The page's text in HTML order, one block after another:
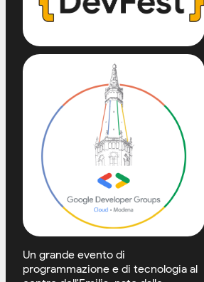
Un grande evento di
programmazione e di tecnologia al